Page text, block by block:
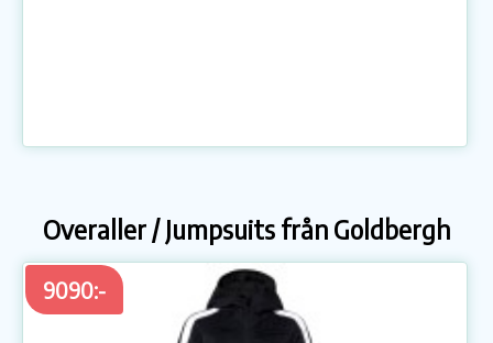
Overaller / Jumpsuits från Goldbergh
9090:-